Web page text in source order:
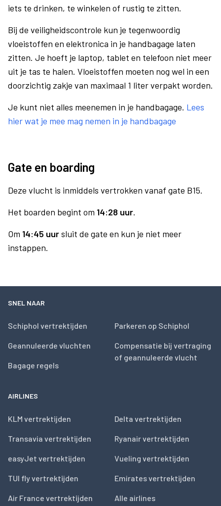
iets te drinken, te winkelen of rustig te zitten.
Bij de veiligheidscontrole kun je tegenwoordig
vloeistoffen en elektronica in je handbagage laten
zitten. Je hoeft je laptop, tablet en telefoon niet meer
uit je tas te halen. Vloeistoffen moeten nog wel in een
doorzichtig zakje van maximaal 1 liter verpakt worden.
Je kunt niet alles meenemen in je handbagage. Lees
hier wat je mee mag nemen in je handbagage
Gate en boarding
Deze vlucht is inmiddels vertrokken vanaf gate B15.
Het boarden begint om 14:28 uur.
Om 14:45 uursluit de gate en kun je niet meer
instappen.
SNEL NAAR
Schiphol vertrektijden
Geannuleerde vluchten
Bagage regels
Parkeren op Schiphol
Compensatie bij vertraging
of geannuleerde vlucht
AIRLINES
KLM vertrektijden
Transavia vertrektijden
easyJet vertrektijden
TUI fly vertrektijden
Air France vertrektijden
Delta vertrektijden
Ryanair vertrektijden
Vueling vertrektijden
Emirates vertrektijden
Alle airlines